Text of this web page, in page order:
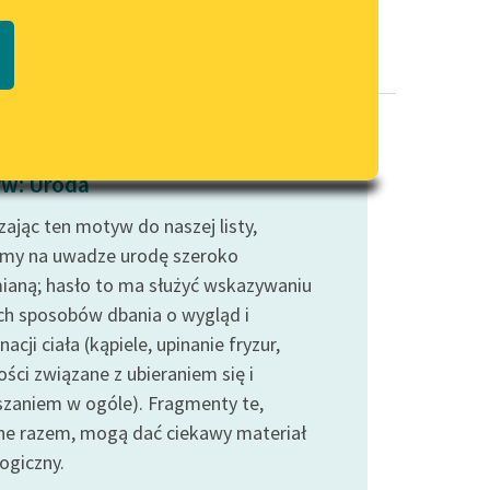
PDF
wrażliwych
Deklaracja dostępności
Uroda
ten motyw do naszej listy,
na uwadze urodę szeroko
hasło to ma służyć wskazywaniu
sposobów dbania o wygląd i
ciała (kąpiele, upinanie fryzur,
związane z ubieraniem się i
w ogóle). Fragmenty te,
razem, mogą dać ciekawy materiał